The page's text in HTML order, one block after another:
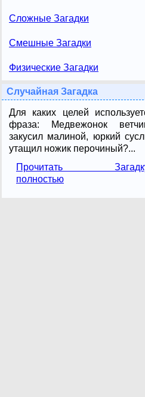
Сложные Загадки
Смешные Загадки
Физические Загадки
Случайная Загадка
Для каких целей
фраза: Медвежонок
закусил малиной, юркий
утащил ножик перочиный?...
Прочитать
полностью